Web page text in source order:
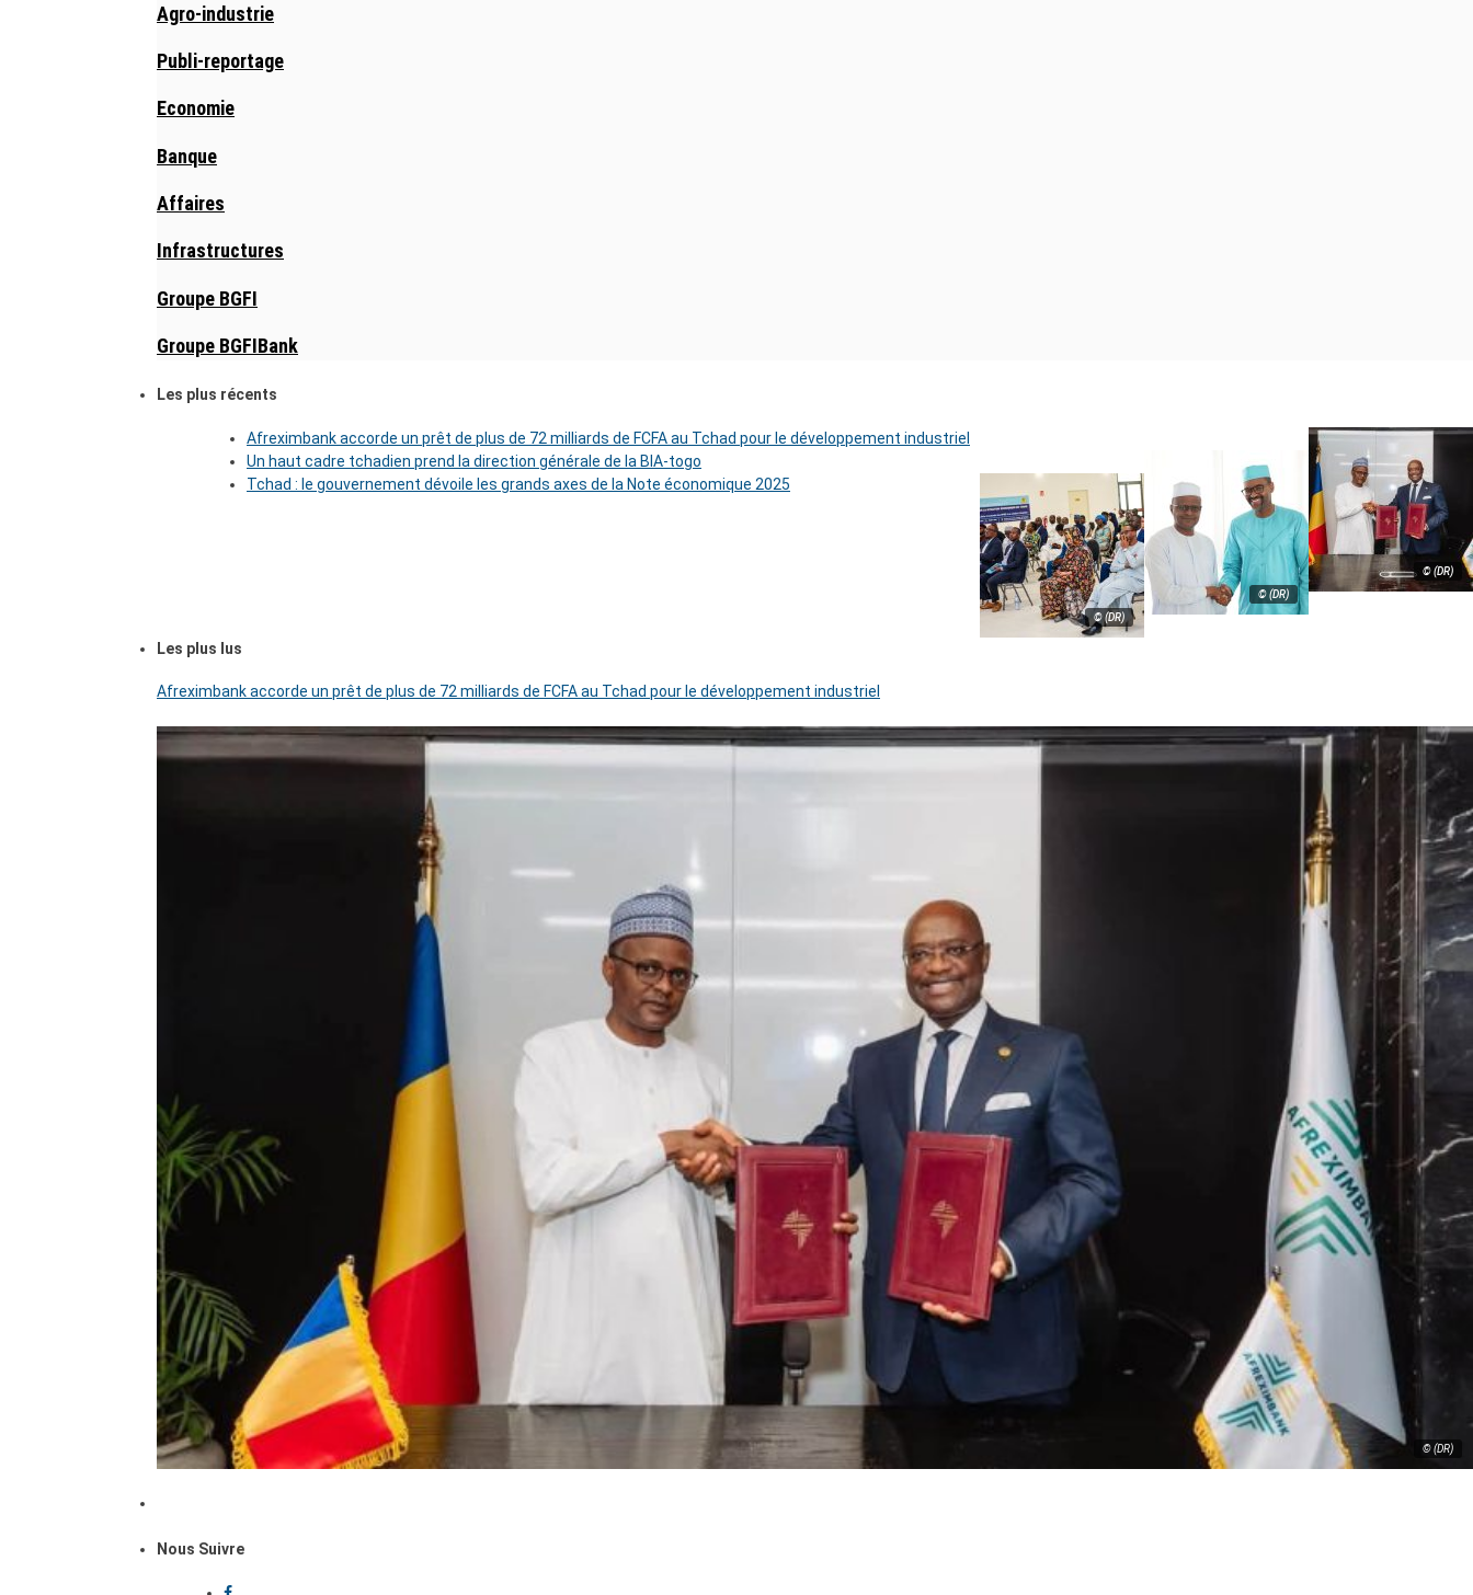
Agro-industrie
Publi-reportage
Economie
Banque
Affaires
Infrastructures
Groupe BGFI
Groupe BGFIBank
Les plus récents
© (DR)
Afreximbank accorde un prêt de plus de 72 milliards de FCFA au Tchad pour le développement industriel
© (DR)
Un haut cadre tchadien prend la direction générale de la BIA-togo
© (DR)
Tchad : le gouvernement dévoile les grands axes de la Note économique 2025
Les plus lus
Afreximbank accorde un prêt de plus de 72 milliards de FCFA au Tchad pour le développement industriel
© (DR)
Nous Suivre